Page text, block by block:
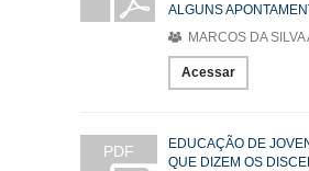
ALGUNS
MARCOS DA SILVA
Acessar
PDF
EDUCAÇÃO DE
QUE DIZEM OS